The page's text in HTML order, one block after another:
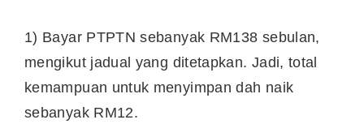
1) Bayar PTPTN sebanyak RM138 sebulan,
mengikut jadual yang ditetapkan. Jadi, total
kemampuan untuk menyimpan dah naik
sebanyak RM12.